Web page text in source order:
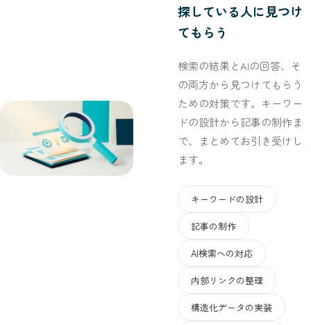
探している人に見つけ
てもらう
検索の結果とAIの回答、そ
の両方から見つけてもらう
ための対策です。キーワー
ドの設計から記事の制作ま
で、まとめてお引き受けし
ます。
キーワードの設計
記事の制作
AI検索への対応
内部リンクの整理
構造化データの実装